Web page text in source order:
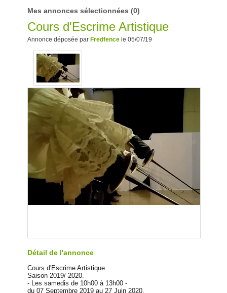
Mes annonces sélectionnées (0)
Cours d'Escrime Artistique
Annonce déposée par Fredfence le 05/07/19
Détail de l'annonce
Cours d'Escrime Artistique
Saison 2019/ 2020.
- Les samedis de 10h00 à 13h00 -
du 07 Septembre 2019 au 27 Juin 2020.